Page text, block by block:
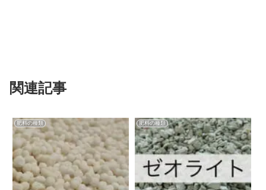
関連記事
肥料の種類 肥料の種類